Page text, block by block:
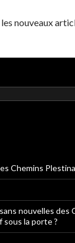
nouveaux
Chemins
nouvelles
sous la porte ?